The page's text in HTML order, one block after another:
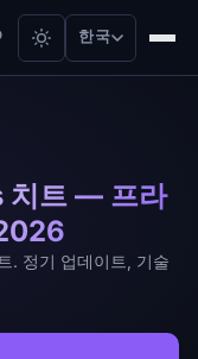
한국
트 — 프라
. 정기 업데이트, 기술